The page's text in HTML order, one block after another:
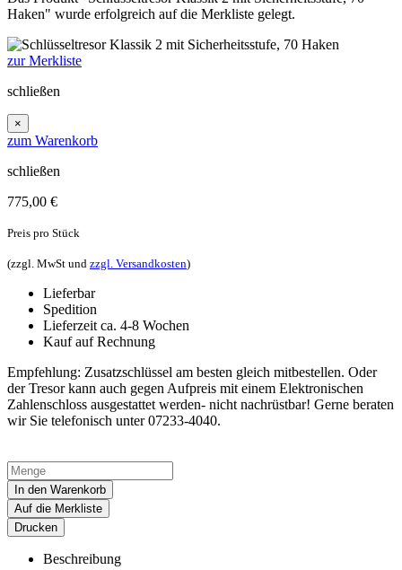
Haken" wurde erfolgreich auf die Merkliste gelegt.
zur Merkliste
schließen
×
zum Warenkorb
schließen
775,00 €
Preis pro Stück
(zzgl. MwSt und zzgl. Versandkosten)
Lieferbar
Spedition
Lieferzeit ca. 4-8 Wochen
Kauf auf Rechnung
Empfehlung: Zusatzschlüssel am besten gleich mitbestellen. Oder
der Tresor kann auch gegen Aufpreis mit einem Elektronischen
Zahlenschloss ausgestattet werden- nicht nachrüstbar! Gerne beraten
wir Sie telefonisch unter 07233-4040.
In den Warenkorb
Auf die Merkliste
Drucken
Beschreibung